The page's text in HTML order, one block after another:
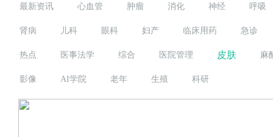
最新资讯 心血管 肿瘤 消化 神经 呼吸
肾病 儿科 眼科 妇产 临床用药 急诊
热点 医事法学 综合 医院管理 皮肤 麻
影像 AI学院 老年 生殖 科研